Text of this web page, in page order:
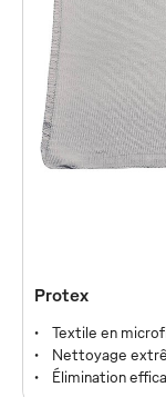
Protex
Textile en
Nettoyage
Élimination
Le test
Testez notre